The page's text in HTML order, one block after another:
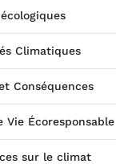
Climatiques
Conséquences
Vie Écoresponsable
sur le climat